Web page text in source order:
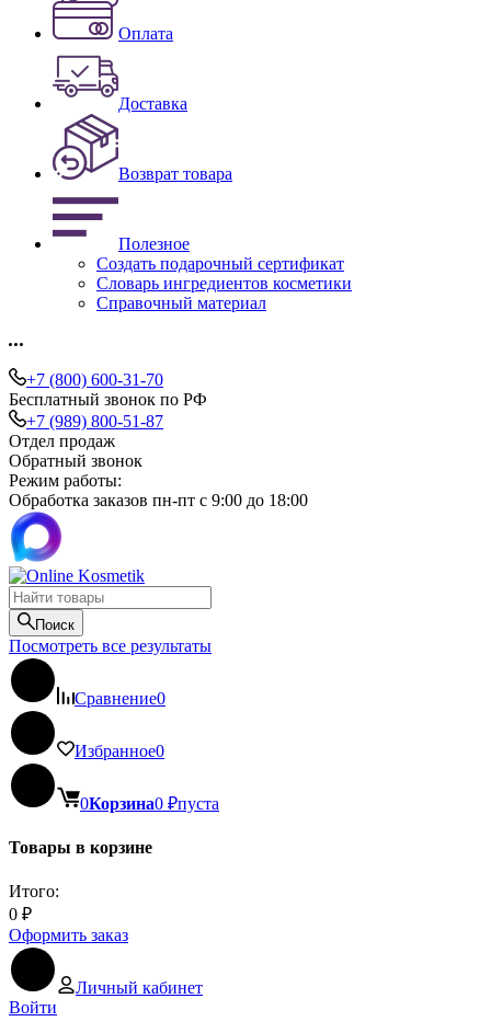
Оплата
Доставка
Возврат товара
Полезное
Создать подарочный сертификат
Словарь ингредиентов косметики
Справочный материал
+7 (800) 600-31-70
Бесплатный звонок по РФ
+7 (989) 800-51-87
Отдел продаж
Обратный звонок
Режим работы:
Обработка заказов пн-пт с 9:00 до 18:00
Поиск
Посмотреть все результаты
Сравнение0
Избранное0
0Корзина0 ₽пуста
Товары в корзине
Итого:
0 ₽
Оформить заказ
Личный кабинет
Войти